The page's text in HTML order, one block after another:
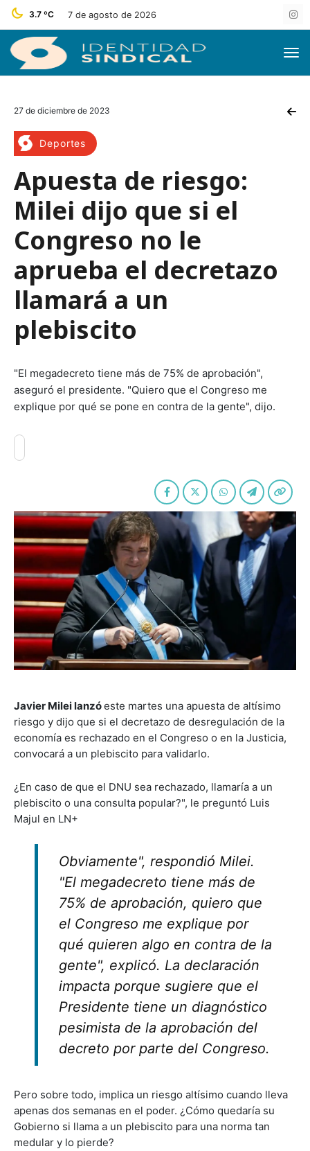
3.7 ºC 7 de agosto de 2026
27 de diciembre de 2023
Deportes
Apuesta de riesgo:
Milei dijo que si el
Congreso no le
aprueba el decretazo
llamará a un
plebiscito
"El megadecreto tiene más de 75% de aprobación",
aseguró el presidente. "Quiero que el Congreso me
explique por qué se pone en contra de la gente", dijo.
Javier Milei lanzóeste martes una apuesta de altísimo
riesgo y dijo que si el decretazo de desregulación de la
economía es rechazado en el Congreso o en la Justicia,
convocará a un plebiscito para validarlo.
¿En caso de que el DNU sea rechazado, llamaría a un
plebiscito o una consulta popular?", le preguntó Luis
Majul en LN+
Obviamente", respondió Milei.
"El megadecreto tiene más de
75% de aprobación, quiero que
el Congreso me explique por
qué quieren algo en contra de la
gente", explicó. La declaración
impacta porque sugiere que el
Presidente tiene un diagnóstico
pesimista de la aprobación del
decreto por parte del Congreso.
Pero sobre todo, implica un riesgo altísimo cuando lleva
apenas dos semanas en el poder. ¿Cómo quedaría su
Gobierno si llama a un plebiscito para una norma tan
medular y lo pierde?